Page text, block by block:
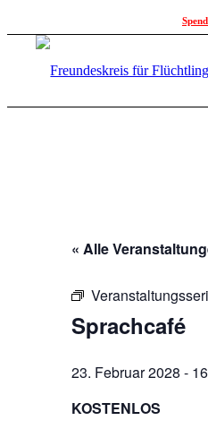
« Alle
Sprachcafé
23. Februar 2028 -
KOSTENLOS